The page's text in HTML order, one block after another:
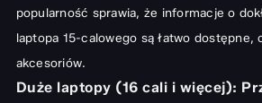
popularność sprawia, że informacje o
laptopa 15-calowego są łatwo dostępne,
akcesoriów.
Duże laptopy (16 cali i więcej):